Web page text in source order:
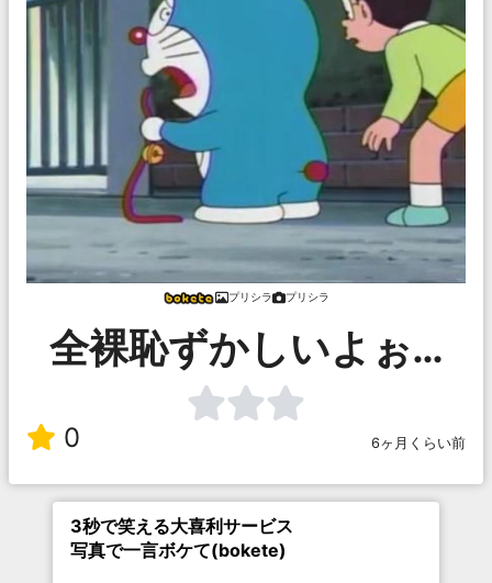
プリシラ プリシラ
全裸恥ずかしいよぉ…
0 6ヶ月くらい前
3秒で笑える大喜利サービス
写真で一言ボケて(bokete)